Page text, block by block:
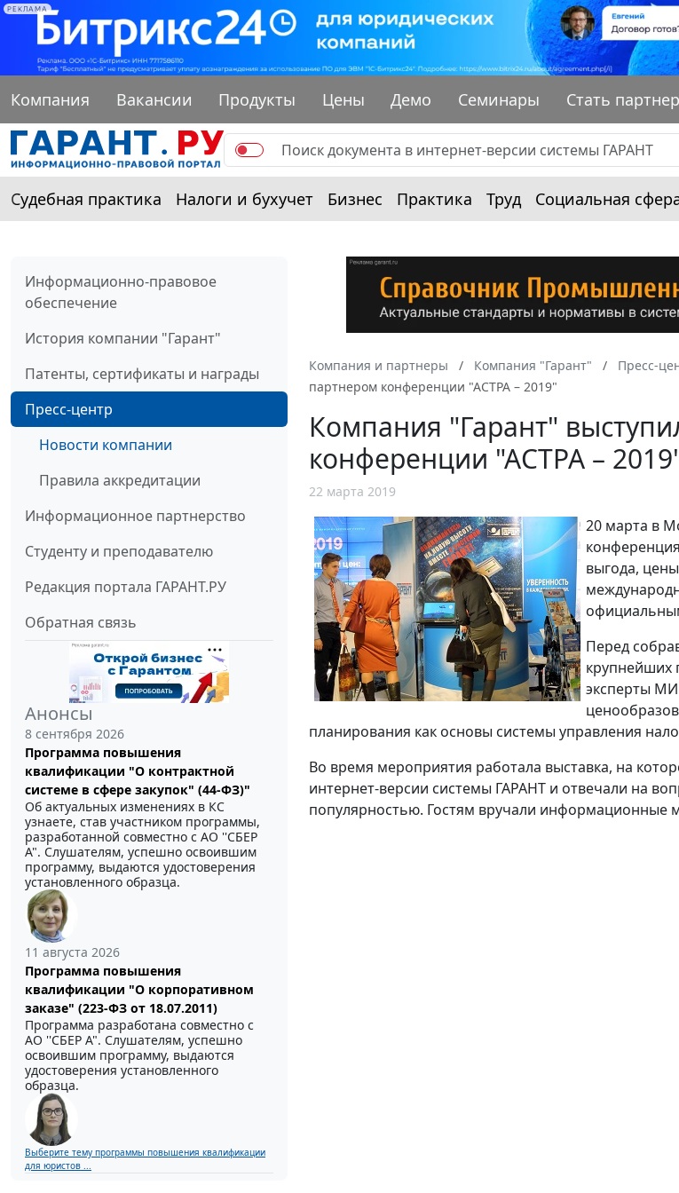
РЕКЛАМА
Компания Вакансии Продукты Цены Демо Семинары Стать
Судебная практика Налоги и бухучет Бизнес Практика Труд Социальная
Информационно-правовое
обеспечение
История компании "Гарант"
Патенты, сертификаты и награды
Пресс-центр
Новости компании
Правила аккредитации
Информационное партнерство
Студенту и преподавателю
Редакция портала ГАРАНТ.РУ
Обратная связь
Анонсы
8 сентября 2026
Программа повышения
квалификации "О контрактной
системе в сфере закупок" (44-ФЗ)"
Об актуальных изменениях в КС
узнаете, став участником программы,
разработанной совместно с АО ''СБЕР
А". Слушателям, успешно освоившим
программу, выдаются удостоверения
установленного образца.
11 августа 2026
Программа повышения
квалификации "О корпоративном
заказе" (223-ФЗ от 18.07.2011)
Программа разработана совместно с
АО ''СБЕР А". Слушателям, успешно
освоившим программу, выдаются
удостоверения установленного
образца.
Выберите тему программы повышения квалификации
для юристов ...
Компания и партнеры Компания "Гарант" Пресс-
партнером конференции "АСТРА – 2019"
Компания "Гарант"
конференции "АСТРА –
22 марта 2019
20 марта в
выгода,
Перед
эксперты
планирования как основы системы управления
Во время мероприятия работала выставка, на
интернет-версии системы ГАРАНТ и отвечали на
популярностью. Гостям вручали информационные